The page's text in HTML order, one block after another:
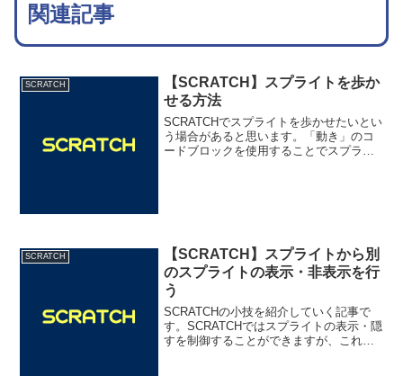
関連記事
SCRATCH
【SCRATCH】スプライトを歩か
せる方法
SCRATCHでスプライトを歩かせたいとい
う場合があると思います。「動き」のコ
ードブロックを使用することでスプライ
SCRATCH
【SCRATCH】スプライトから別
のスプライトの表示・非表示を行
う
SCRATCHの小技を紹介していく記事で
す。SCRATCHではスプライトの表示・隠
すを制御することができますが、これら